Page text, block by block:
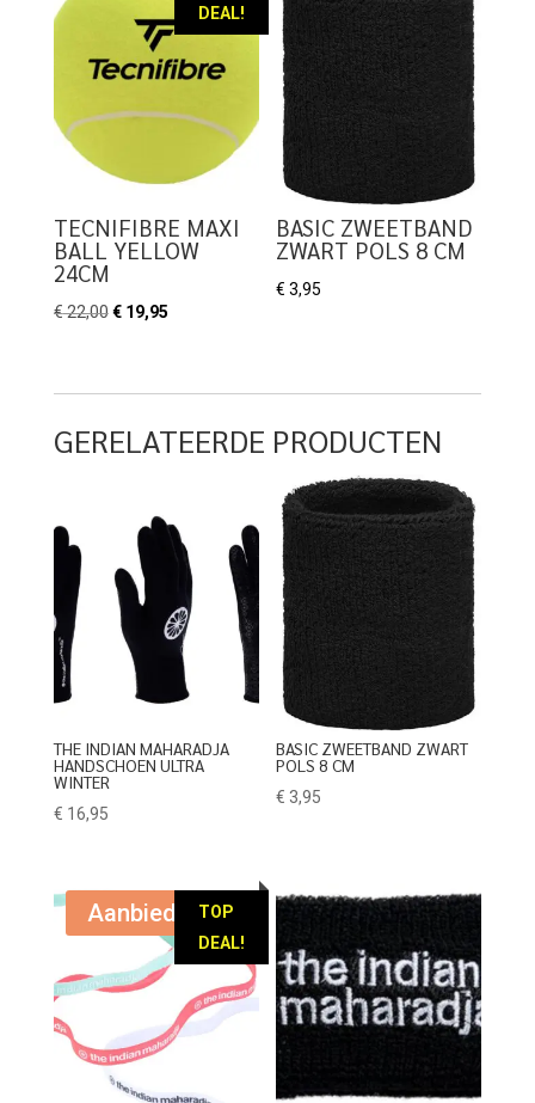
DEAL!
TECNIFIBRE MAXI
BALL YELLOW
24CM
€22,00 Oorspronkelijke
€19,95Huidige
BASIC ZWEETBAND
ZWART POLS 8 CM
€ 3,95
GERELATEERDE PRODUCTEN
THE INDIAN MAHARADJA
HANDSCHOEN ULTRA
WINTER
€ 16,95
BASIC ZWEETBAND ZWART
POLS 8 CM
€ 3,95
TOP
DEAL!
Aanbieding!